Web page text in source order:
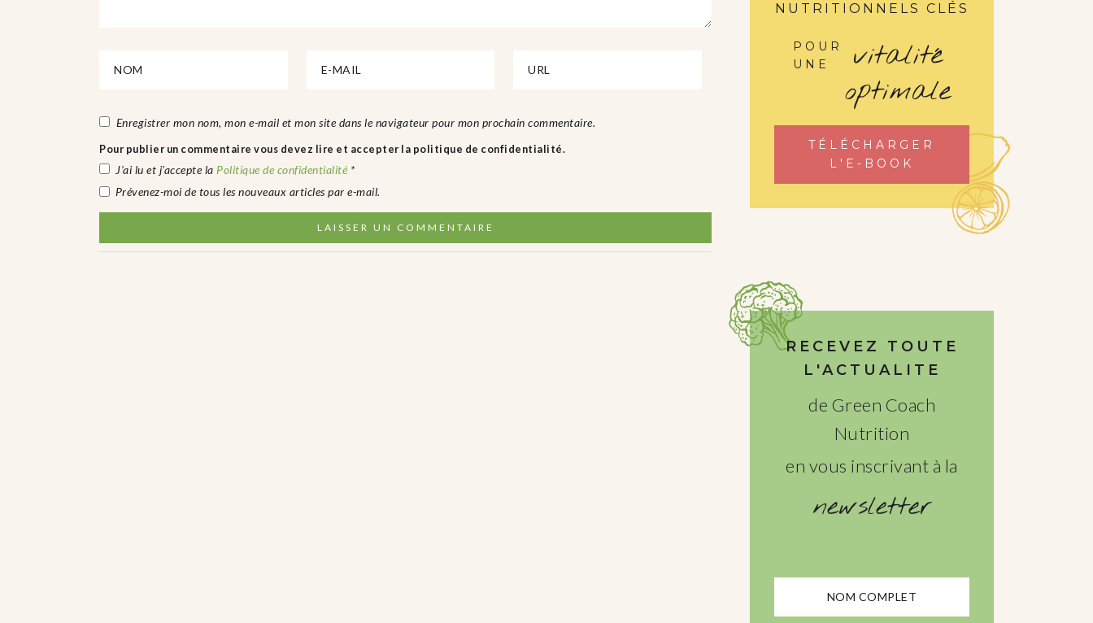
Enregistrer mon nom, mon e-mail et mon site dans le navigateur pour mon prochain commentaire.
Pour publier un commentaire vous devez lire et accepter la politique de confidentialité.
J’ai lu et j’accepte la Politique de confidentialité *
Prévenez-moi de tous les nouveaux articles par e-mail.
NUTRITIONNELS CLÉS
POUR
UNE
vitalité
optimale
TÉLÉCHARGER
L'E-BOOK
RECEVEZ TOUTE
L'ACTUALITE
de Green Coach
Nutrition
en vous inscrivant à la
newsletter